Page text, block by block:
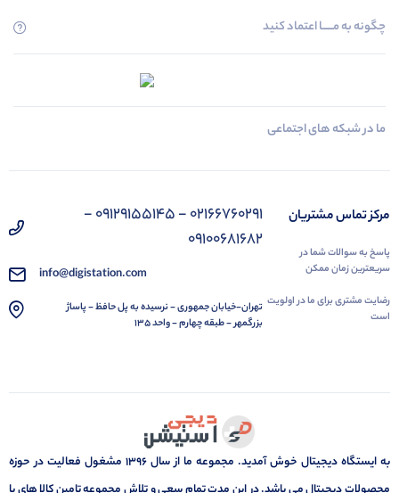
چگونه به مــــــا اعتماد کنید
ما در شبکه های اجتماعی
مرکز تماس مشتریان
پاسخ به سوالات شما در
سریعترین زمان ممکن
رضایت مشتری برای ما در اولویت
است
02166760291 - 09129155145 -
09100681682
info@digistation.com
تهران-خیابان جمهوری - نرسیده به پل حافظ - پاساژ
بزرگمهر - طبقه چهارم - واحد 135
به ایستگاه دیجیتال خوش آمدید. مجموعه ما از سال 1396 مشغول فعالیت در حوزه